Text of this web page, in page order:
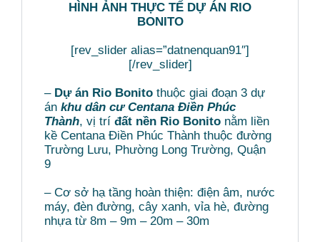
HÌNH ẢNH THỰC TẾ DỰ ÁN RIO
BONITO
[rev_slider alias=”datnenquan91″]
[/rev_slider]
– Dự án Rio Bonito thuộc giai đoạn 3 dự
ánkhu dân cư Centana Điền Phúc
Thành, vị tríđất nền Rio Bonito nằm liền
kề Centana Điền Phúc Thành thuộc đường
Trường Lưu, Phường Long Trường, Quận
9
– Cơ sở hạ tầng hoàn thiện: điện âm, nước
máy, đèn đường, cây xanh, vỉa hè, đường
nhựa từ 8m – 9m – 20m – 30m